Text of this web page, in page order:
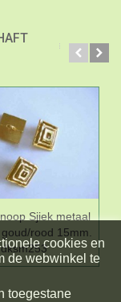
Sjiek metaal
rood 15mm.
dksm253cookies en
de webwinkel te
toegestane